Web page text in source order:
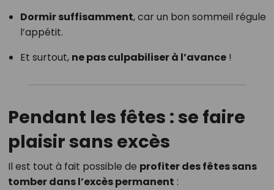
Dormir suffisamment, car un bon sommeil régule
l’appétit.
Et surtout, ne pas culpabiliser à l’avance!
Pendant les fêtes : se faire
plaisir sans excès
Il est tout à fait possible de profiter des fêtes sans
tomber dans l’excès permanent :